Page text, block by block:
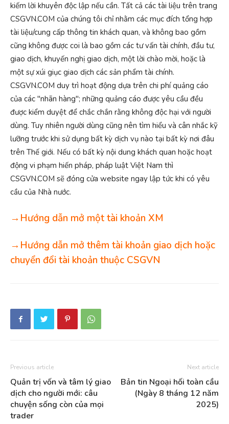
kiếm lời khuyên độc lập nếu cần. Tất cả các tài liệu trên trang
CSGVN.COM của chúng tôi chỉ nhằm các mục đích tổng hợp
tài liệu/cung cấp thông tin khách quan, và không bao gồm
cũng không được coi là bao gồm các tư vấn tài chính, đầu tư,
giao dịch, khuyến nghị giao dịch, một lời chào mời, hoặc là
một sự xúi giục giao dịch các sản phẩm tài chính.
CSGVN.COM duy trì hoạt động dựa trên chi phí quảng cáo
của các "nhãn hàng"; những quảng cáo được yêu cầu đều
được kiểm duyệt để chắc chắn rằng không độc hại với người
dùng. Tuy nhiên người dùng cũng nên tìm hiểu và cân nhắc kỹ
lưỡng trước khi sử dụng bất kỳ dịch vụ nào tại bất kỳ nơi đâu
trên Thế giới. Nếu có bất kỳ nội dung khách quan hoặc hoạt
động vi phạm hiến pháp, pháp luật Việt Nam thì
CSGVN.COM sẽ đóng cửa website ngay lập tức khi có yêu
cầu của Nhà nước.
→Hướng dẫn mở một tài khoản XM
→Hướng dẫn mở thêm tài khoản giao dịch hoặc
chuyển đổi tài khoản thuộc CSGVN
Previous article
Quản trị vốn và tâm lý giao
dịch cho người mới: câu
chuyện sống còn của mọi
trader
Next article
Bản tin Ngoại hối toàn cầu
(Ngày 8 tháng 12 năm
2025)